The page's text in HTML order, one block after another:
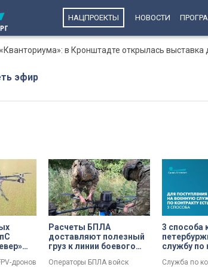
НАЦПРОЕКТЫ НОВОСТИ
в Кронштадте открылась выставка
эфир
дронов
Расчеты БПЛА
доставляют полезный
груз к линии боевого
Операторы БПЛА войск
3 способа
службу по
Служба по